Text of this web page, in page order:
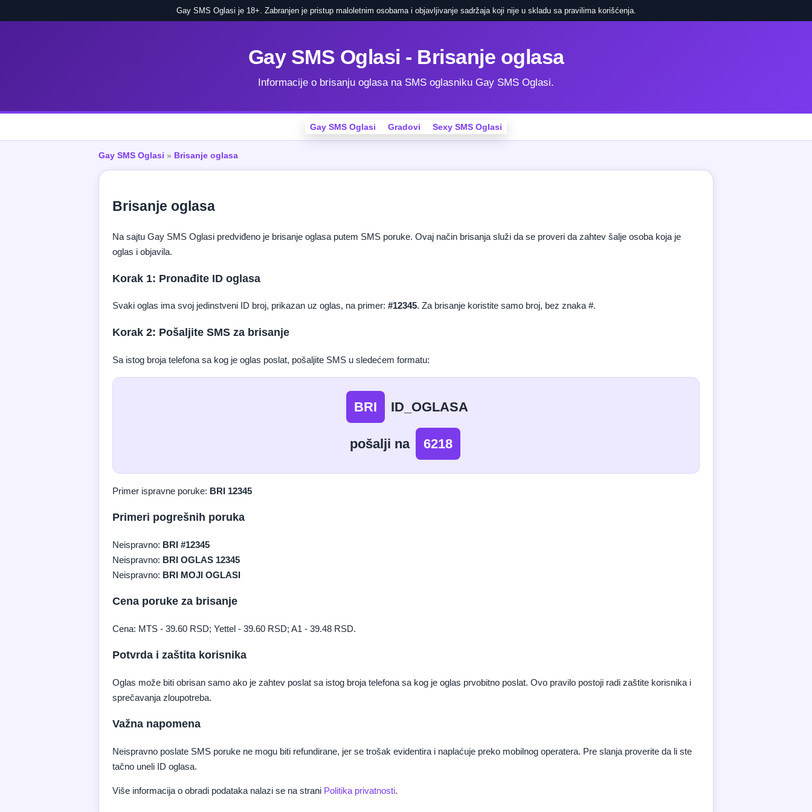
Gay SMS Oglasi je 18+. Zabranjen je pristup maloletnim osobama i objavljivanje sadržaja koji nije u skladu sa pravilima korišćenja.
Gay SMS Oglasi - Brisanje oglasa
Informacije o brisanju oglasa na SMS oglasniku Gay SMS Oglasi.
Gay SMS Oglasi Gradovi Sexy SMS Oglasi
Gay SMS Oglasi » Brisanje oglasa
Brisanje oglasa
Na sajtu Gay SMS Oglasi predviđeno je brisanje oglasa putem SMS poruke. Ovaj način brisanja služi da se proveri da zahtev šalje osoba koja je
oglas i objavila.
Korak 1: Pronađite ID oglasa
Svaki oglas ima svoj jedinstveni ID broj, prikazan uz oglas, na primer: #12345. Za brisanje koristite samo broj, bez znaka #.
Korak 2: Pošaljite SMS za brisanje
Sa istog broja telefona sa kog je oglas poslat, pošaljite SMS u sledećem formatu:
BRI ID_OGLASA
pošalji na 6218
Primer ispravne poruke: BRI 12345
Primeri pogrešnih poruka
Neispravno: BRI #12345
Neispravno: BRI OGLAS 12345
Neispravno: BRI MOJI OGLASI
Cena poruke za brisanje
Cena: MTS - 39.60 RSD; Yettel - 39.60 RSD; A1 - 39.48 RSD.
Potvrda i zaštita korisnika
Oglas može biti obrisan samo ako je zahtev poslat sa istog broja telefona sa kog je oglas prvobitno poslat. Ovo pravilo postoji radi zaštite korisnika i
sprečavanja zloupotreba.
Važna napomena
Neispravno poslate SMS poruke ne mogu biti refundirane, jer se trošak evidentira i naplaćuje preko mobilnog operatera. Pre slanja proverite da li ste
tačno uneli ID oglasa.
Više informacija o obradi podataka nalazi se na strani Politika privatnosti.